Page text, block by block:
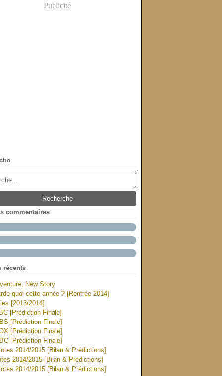
Publicité
commentaires
récents
New Story
quoi cette année ? [Rentrée 2014]
[2013/2014]
[Prédiction Finale]
[Prédiction Finale]
[Prédiction Finale]
[Prédiction Finale]
2014/2015 [Bilan & Prédictions]
2014/2015 [Bilan & Prédictions]
2014/2015 [Bilan & Prédictions]